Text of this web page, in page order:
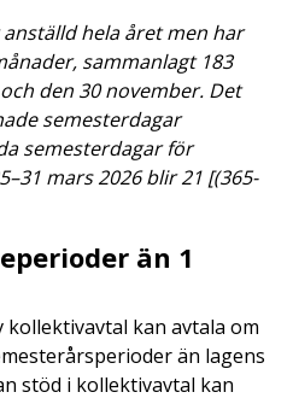
hela året men har
sammanlagt 183
den 30 november. Det
semesterdagar
semesterdagar för
mars 2026 blir 21 [(365-
än 1
kan avtala om
än lagens
stöd i kollektivavtal kan